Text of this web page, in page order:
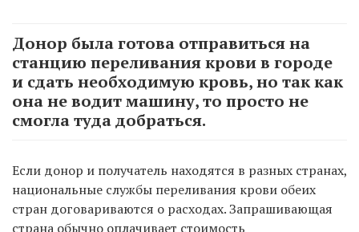
Донор была готова отправиться на
станцию переливания крови в городе
и сдать необходимую кровь, но так как
она не водит машину, то просто не
смогла туда добраться.
Если донор и получатель находятся в разных странах,
национальные службы переливания крови обеих
стран договариваются о расходах. Запрашивающая
страна обычно оплачивает стоимость